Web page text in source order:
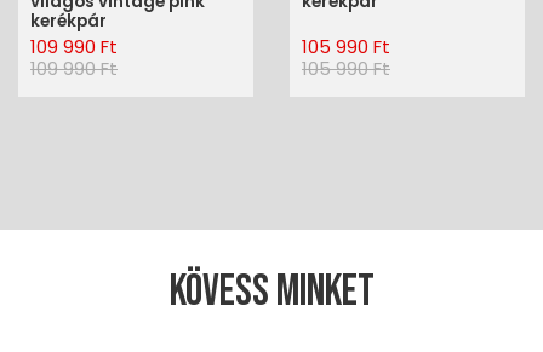
kerékpár
109 990 Ft
109 990 Ft
105 990 Ft
105 990 Ft
Kövess minket